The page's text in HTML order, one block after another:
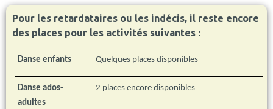
Pour les retardataires ou les indécis, il reste encore
des places pour les activités suivantes :
Danse enfants Quelques places disponibles
Danse ados-
adultes
2 places encore disponibles